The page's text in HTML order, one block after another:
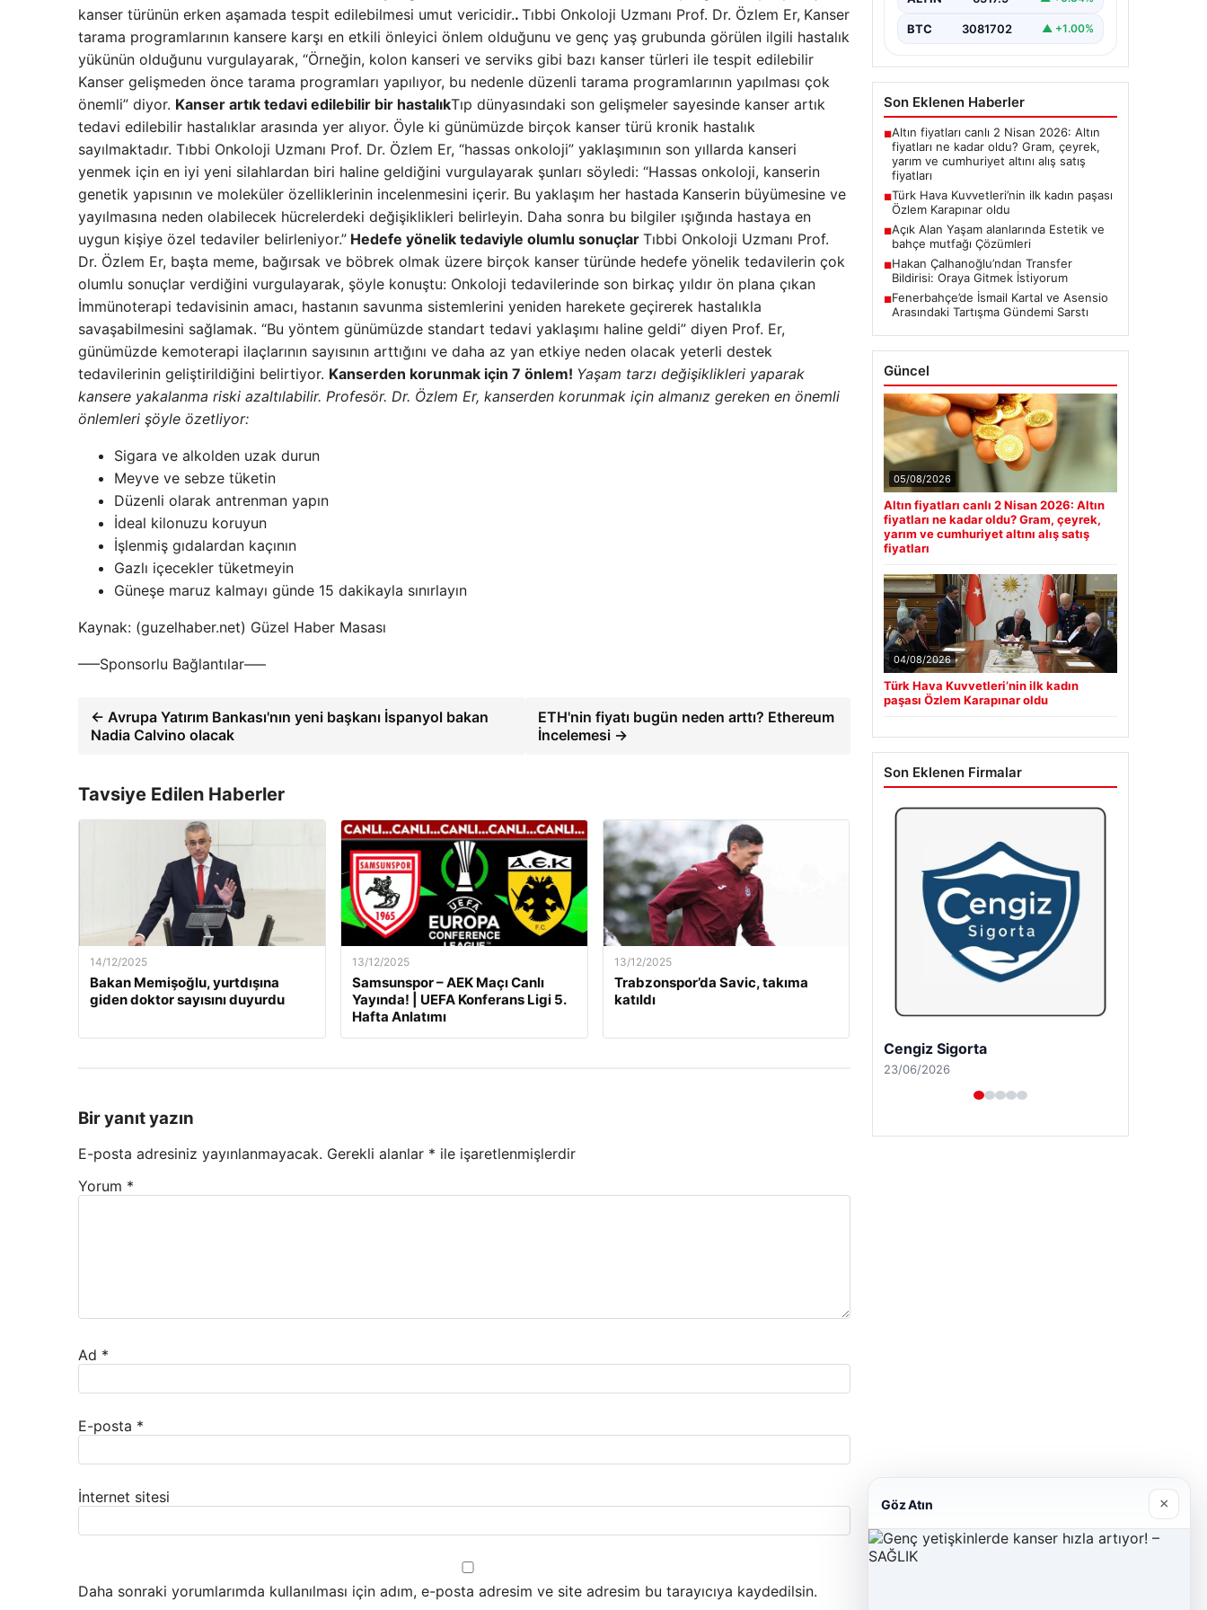
kanser türünün erken aşamada tespit edilebilmesi umut vericidir.. Tıbbi Onkoloji Uzmanı Prof. Dr. Özlem Er, Kanser
tarama programlarının kansere karşı en etkili önleyici önlem olduğunu ve genç yaş grubunda görülen ilgili hastalık
yükünün olduğunu vurgulayarak, “Örneğin, kolon kanseri ve serviks gibi bazı kanser türleri ile tespit edilebilir
Kanser gelişmeden önce tarama programları yapılıyor, bu nedenle düzenli tarama programlarının yapılması çok
önemli” diyor. Kanser artık tedavi edilebilir bir hastalıkTıp dünyasındaki son gelişmeler sayesinde kanser artık
tedavi edilebilir hastalıklar arasında yer alıyor. Öyle ki günümüzde birçok kanser türü kronik hastalık
sayılmaktadır. Tıbbi Onkoloji Uzmanı Prof. Dr. Özlem Er, “hassas onkoloji” yaklaşımının son yıllarda kanseri
yenmek için en iyi yeni silahlardan biri haline geldiğini vurgulayarak şunları söyledi: “Hassas onkoloji, kanserin
genetik yapısının ve moleküler özelliklerinin incelenmesini içerir. Bu yaklaşım her hastada Kanserin büyümesine ve
yayılmasına neden olabilecek hücrelerdeki değişiklikleri belirleyin. Daha sonra bu bilgiler ışığında hastaya en
uygun kişiye özel tedaviler belirleniyor.” Hedefe yönelik tedaviyle olumlu sonuçlar Tıbbi Onkoloji Uzmanı Prof.
Dr. Özlem Er, başta meme, bağırsak ve böbrek olmak üzere birçok kanser türünde hedefe yönelik tedavilerin çok
olumlu sonuçlar verdiğini vurgulayarak, şöyle konuştu: Onkoloji tedavilerinde son birkaç yıldır ön plana çıkan
İmmünoterapi tedavisinin amacı, hastanın savunma sistemlerini yeniden harekete geçirerek hastalıkla
savaşabilmesini sağlamak. “Bu yöntem günümüzde standart tedavi yaklaşımı haline geldi” diyen Prof. Er,
günümüzde kemoterapi ilaçlarının sayısının arttığını ve daha az yan etkiye neden olacak yeterli destek
tedavilerinin geliştirildiğini belirtiyor. Kanserden korunmak için 7 önlem! Yaşam tarzı değişiklikleri yaparak
kansere yakalanma riski azaltılabilir. Profesör. Dr. Özlem Er, kanserden korunmak için almanız gereken en önemli
önlemleri şöyle özetliyor:
Sigara ve alkolden uzak durun
Meyve ve sebze tüketin
Düzenli olarak antrenman yapın
İdeal kilonuzu koruyun
İşlenmiş gıdalardan kaçının
Gazlı içecekler tüketmeyin
Güneşe maruz kalmayı günde 15 dakikayla sınırlayın
Kaynak: (guzelhaber.net) Güzel Haber Masası
—–Sponsorlu Bağlantılar—–
← Avrupa Yatırım Bankası'nın yeni başkanı İspanyol bakan
Nadia Calvino olacak
ETH'nin fiyatı bugün neden arttı? Ethereum
İncelemesi →
Tavsiye Edilen Haberler
14/12/2025
Bakan Memişoğlu, yurtdışına
giden doktor sayısını duyurdu
13/12/2025
Samsunspor – AEK Maçı Canlı
Yayında! | UEFA Konferans Ligi 5.
Hafta Anlatımı
13/12/2025
Trabzonspor’da Savic, takıma
katıldı
Bir yanıt yazın
E-posta adresiniz yayınlanmayacak. Gerekli alanlar * ile işaretlenmişlerdir
Yorum *
Ad *
E-posta *
İnternet sitesi
Daha sonraki yorumlarımda kullanılması için adım, e-posta adresim ve site adresim bu tarayıcıya kaydedilsin.
BTC 3081702 ▲ +1.00%
Son Eklenen Haberler
■Altın fiyatları canlı 2 Nisan 2026: Altın
fiyatları ne kadar oldu? Gram, çeyrek,
yarım ve cumhuriyet altını alış satış
fiyatları
■Türk Hava Kuvvetleri’nin ilk kadın paşası
Özlem Karapınar oldu
■Açık Alan Yaşam alanlarında Estetik ve
bahçe mutfağı Çözümleri
■Hakan Çalhanoğlu’ndan Transfer
Bildirisi: Oraya Gitmek İstiyorum
■Fenerbahçe’de İsmail Kartal ve Asensio
Arasındaki Tartışma Gündemi Sarstı
Güncel
05/08/2026
Altın fiyatları canlı 2 Nisan 2026: Altın
fiyatları ne kadar oldu? Gram, çeyrek,
yarım ve cumhuriyet altını alış satış
fiyatları
04/08/2026
Türk Hava Kuvvetleri’nin ilk kadın
paşası Özlem Karapınar oldu
Son Eklenen Firmalar
Hastaş Beton
26/05/2026
Göz Atın ×